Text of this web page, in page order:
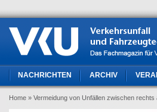
NACHRICHTEN ARCHIV
Home » Vermeidung von Unfällen zwischen